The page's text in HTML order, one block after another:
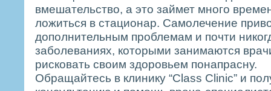
вмешательство, а это займет много
ложиться в стационар. Самолечение
дополнительным проблемам и почти
заболеваниях, которыми занимаются
рисковать своим здоровьем понапрасну.
Обращайтесь в клинику “Class Clinic” и